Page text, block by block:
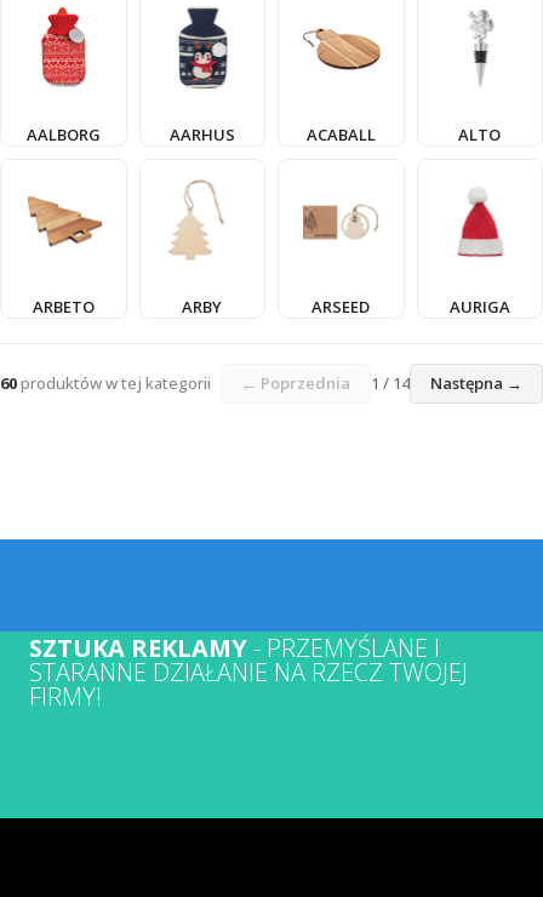
AALBORG AARHUS ACABALL ALTO
ARBETO ARBY ARSEED AURIGA
60produktów w tej kategorii ← Poprzednia 1 / 14 Następna →
SZTUKA REKLAMY- PRZEMYŚLANE I
STARANNE DZIAŁANIE NA RZECZ TWOJEJ
FIRMY!